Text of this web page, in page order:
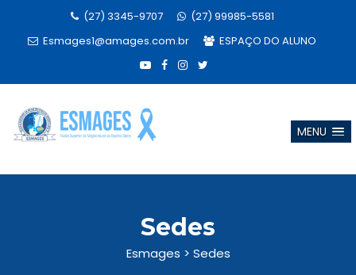
(27) 3345-9707
(27) 99985-5581
Esmages1@amages.com.br
ESPAÇO DO ALUNO
MENU
Sedes
Esmages > Sedes